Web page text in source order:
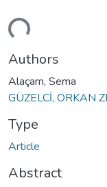
Authors
Alaçam, Sema
GÜZELCİ, ORKAN
Type
Article
Abstract